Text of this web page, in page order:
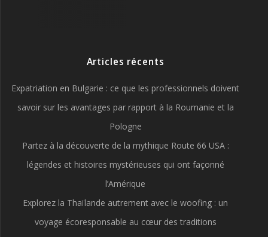
Articles récents
Expatriation en Bulgarie : ce que les professionnels doivent
savoir sur les avantages par rapport à la Roumanie et la
Pologne
Partez à la découverte de la mythique Route 66 USA :
légendes et histoires mystérieuses qui ont façonné
l’Amérique
Explorez la Thaïlande autrement avec le woofing : un
voyage écoresponsable au cœur des traditions